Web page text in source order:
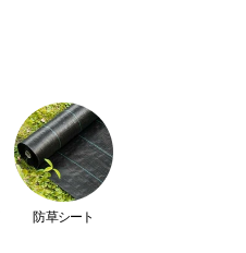
防草シート